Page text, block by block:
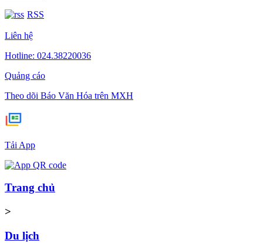
RSS
Liên hệ
Hotline: 024.38220036
Quảng cáo
Theo dõi Báo Văn Hóa trên MXH
Tải App
Trang chủ
>
Du lịch